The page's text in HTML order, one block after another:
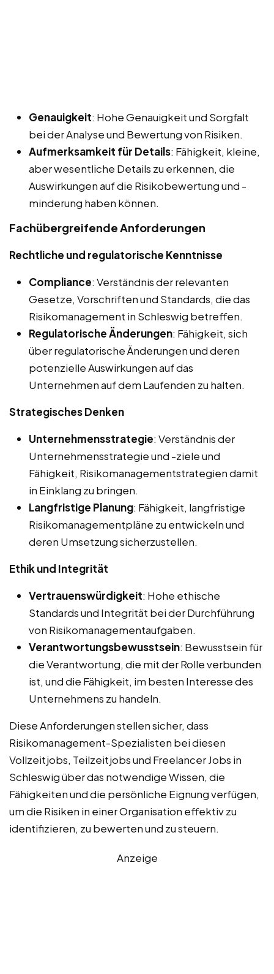
Genauigkeit: Hohe Genauigkeit und Sorgfalt
bei der Analyse und Bewertung von Risiken.
Aufmerksamkeit für Details: Fähigkeit, kleine,
aber wesentliche Details zu erkennen, die
Auswirkungen auf die Risikobewertung und -
minderung haben können.
Fachübergreifende Anforderungen
Rechtliche und regulatorische Kenntnisse
Compliance: Verständnis der relevanten
Gesetze, Vorschriften und Standards, die das
Risikomanagement in Schleswig betreffen.
Regulatorische Änderungen: Fähigkeit, sich
über regulatorische Änderungen und deren
potenzielle Auswirkungen auf das
Unternehmen auf dem Laufenden zu halten.
Strategisches Denken
Unternehmensstrategie: Verständnis der
Unternehmensstrategie und -ziele und
Fähigkeit, Risikomanagementstrategien damit
in Einklang zu bringen.
Langfristige Planung: Fähigkeit, langfristige
Risikomanagementpläne zu entwickeln und
deren Umsetzung sicherzustellen.
Ethik und Integrität
Vertrauenswürdigkeit: Hohe ethische
Standards und Integrität bei der Durchführung
von Risikomanagementaufgaben.
Verantwortungsbewusstsein: Bewusstsein für
die Verantwortung, die mit der Rolle verbunden
ist, und die Fähigkeit, im besten Interesse des
Unternehmens zu handeln.
Diese Anforderungen stellen sicher, dass
Risikomanagement-Spezialisten bei diesen
Vollzeitjobs, Teilzeitjobs und Freelancer Jobs in
Schleswig über das notwendige Wissen, die
Fähigkeiten und die persönliche Eignung verfügen,
um die Risiken in einer Organisation effektiv zu
identifizieren, zu bewerten und zu steuern.
Anzeige